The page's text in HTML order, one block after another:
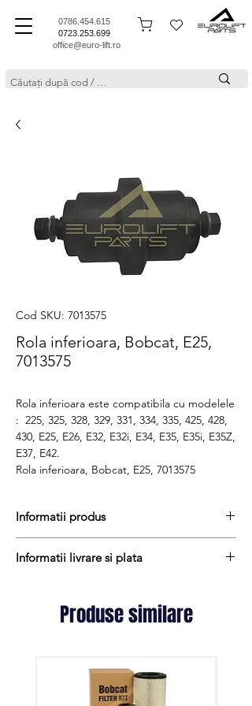
0786.454.615
0723.253.699
office@euro-lift.ro
Cod SKU: 7013575
Rola inferioara, Bobcat, E25,
7013575
Rola inferioara este compatibila cu modelele
: 225, 325, 328, 329, 331, 334, 335, 425, 428,
430, E25, E26, E32, E32i, E34, E35, E35i, E35Z,
E37, E42.
Rola inferioara, Bobcat, E25, 7013575
Informatii produs
livrare
Cod produs : 7013575
Informatii livrare si plata
expediate in termen de 1 - 2 zile lucratoare
iar termenul de livrare pentru produsele
Courier. Daca preferati livrarea prin
alta firma de curierat, va rugam sa ne
Produse similare